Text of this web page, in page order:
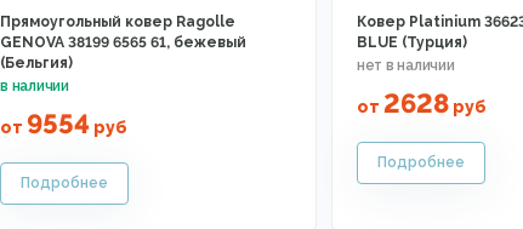
Прямоугольный ковер Ragolle
GENOVA 38199 6565 61, бежевый
(Бельгия)
от 9554 руб
Ковер Platinium
BLUE (Турция)
от 2628руб